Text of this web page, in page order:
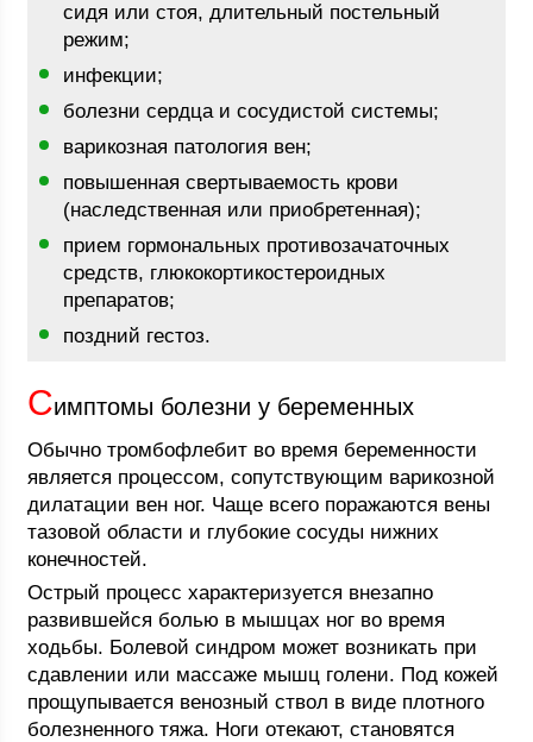
сидя или стоя, длительный постельный
режим;
инфекции;
болезни сердца и сосудистой системы;
варикозная патология вен;
повышенная свертываемость крови
(наследственная или приобретенная);
прием гормональных противозачаточных
средств, глюкокортикостероидных
препаратов;
поздний гестоз.
Симптомы болезни у беременных
Обычно тромбофлебит во время беременности
является процессом, сопутствующим варикозной
дилатации вен ног. Чаще всего поражаются вены
тазовой области и глубокие сосуды нижних
конечностей.
Острый процесс характеризуется внезапно
развившейся болью в мышцах ног во время
ходьбы. Болевой синдром может возникать при
сдавлении или массаже мышц голени. Под кожей
прощупывается венозный ствол в виде плотного
болезненного тяжа. Ноги отекают, становятся